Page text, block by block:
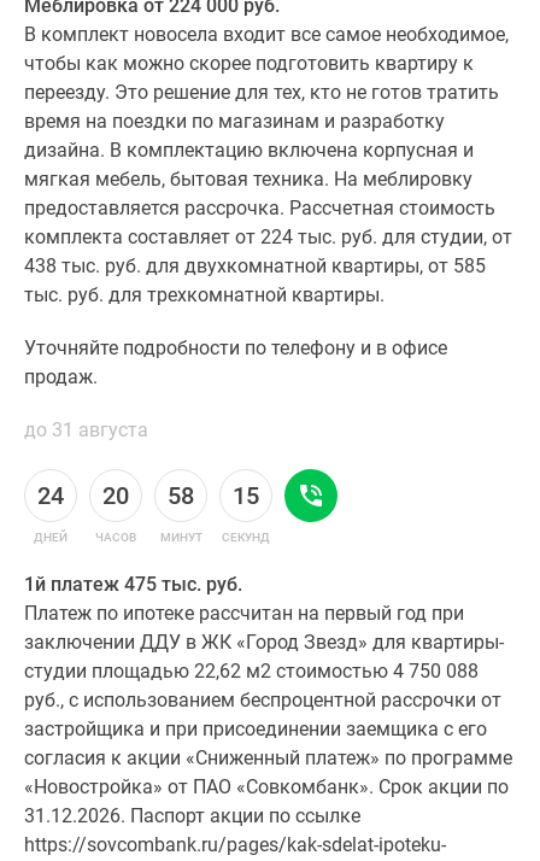
Меблировка от 224 000 руб.
В комплект новосела входит все самое необходимое,
чтобы как можно скорее подготовить квартиру к
переезду. Это решение для тех, кто не готов тратить
время на поездки по магазинам и разработку
дизайна. В комплектацию включена корпусная и
мягкая мебель, бытовая техника. На меблировку
предоставляется рассрочка. Рассчетная стоимость
комплекта составляет от 224 тыс. руб. для студии, от
438 тыс. руб. для двухкомнатной квартиры, от 585
тыс. руб. для трехкомнатной квартиры.
Уточняйте подробности по телефону и в офисе
продаж.
до 31 августа
24
ДНЕЙ
20
ЧАСОВ
58
МИНУТ
14
СЕКУНД
1й платеж 475 тыс. руб.
Платеж по ипотеке рассчитан на первый год при
заключении ДДУ в ЖК «Город Звезд» для квартиры-
студии площадью 22,62 м2 стоимостью 4 750 088
руб., с использованием беспроцентной рассрочки от
застройщика и при присоединении заемщика с его
согласия к акции «Сниженный платеж» по программе
«Новостройка» от ПАО «Совкомбанк». Срок акции по
31.12.2026. Паспорт акции по ссылке
https://sovcombank.ru/pages/kak-sdelat-ipoteku-